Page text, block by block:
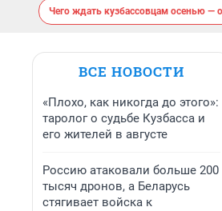
Чего ждать кузбассовцам осенью —
ВСЕ НОВОСТИ
«Плохо, как никогда до этого»:
таролог о судьбе Кузбасса и
его жителей в августе
Россию атаковали больше 200
тысяч дронов, а Беларусь
стягивает войска к